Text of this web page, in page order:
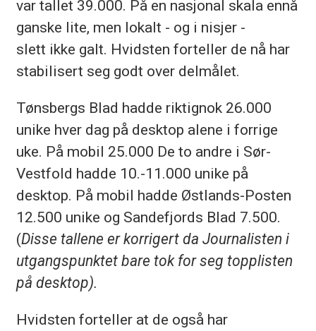
var tallet 39.000. På en nasjonal skala ennå
ganske lite, men lokalt - og i nisjer -
slett ikke galt. Hvidsten forteller de nå har
stabilisert seg godt over delmålet.
Tønsbergs Blad hadde riktignok 26.000
unike hver dag på desktop alene i forrige
uke. På mobil 25.000 De to andre i Sør-
Vestfold hadde 10.-11.000 unike på
desktop. På mobil hadde Østlands-Posten
12.500 unike og Sandefjords Blad 7.500.
(Disse tallene er korrigert da Journalisten i
utgangspunktet bare tok for seg topplisten
på desktop).
Hvidsten forteller at de også har